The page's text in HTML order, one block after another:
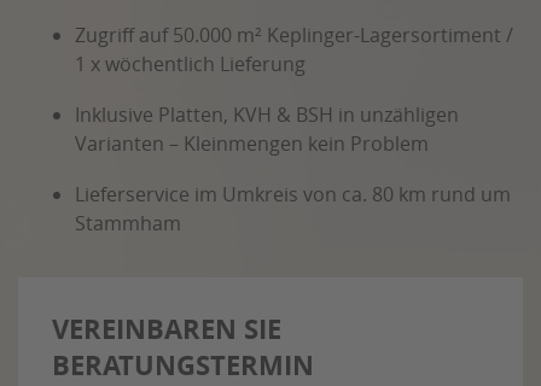
Zugriff auf 50.000 m² Keplinger-Lagersortiment /
1 x wöchentlich Lieferung
Inklusive Platten, KVH & BSH in unzähligen
Varianten – Kleinmengen kein Problem
Lieferservice im Umkreis von ca. 80 km rund um
Stammham
VEREINBAREN SIE
BERATUNGSTERMIN